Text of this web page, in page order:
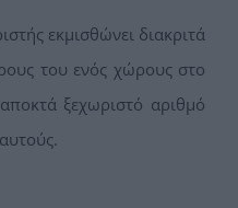
εκμισθώνει διακριτά
του ενός χώρους στο
ξεχωριστό αριθμό